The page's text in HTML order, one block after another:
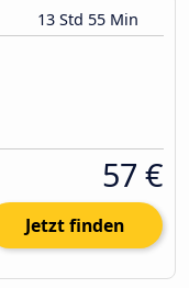
13 Std 55 Min
57 €
Jetzt finden